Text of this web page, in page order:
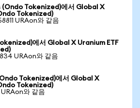
Tokenized)에서 Global X
Tokenized)
URAon와 같음
에서 Global X Uranium ETF
URAon와 같음
Tokenized)에서 Global X
Tokenized)
URAon와 같음